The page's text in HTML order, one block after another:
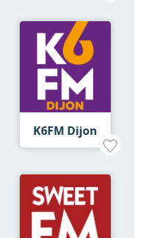
K6FM Dijon